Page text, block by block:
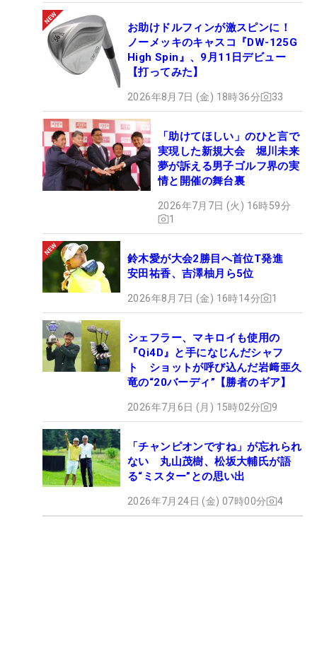
お助けドルフィンが激スピンに！
ノーメッキのキャスコ『DW-125G
High Spin』、9月11日デビュー
【打ってみた】
2026年8月7日 (金) 18時36分 33
「助けてほしい」のひと言で
実現した新規大会 堀川未来
夢が訴える男子ゴルフ界の実
情と開催の舞台裏
2026年7月7日 (火) 16時59分
1
鈴木愛が大会2勝目へ首位T発進
安田祐香、吉澤柚月ら5位
2026年8月7日 (金) 16時14分 1
シェフラー、マキロイも使用の
『Qi4D』と手になじんだシャフ
ト ショットが呼び込んだ岩﨑亜久
竜の“20バーディ”【勝者のギア】
2026年7月6日 (月) 15時02分 9
「チャンピオンですね」が忘れられ
ない 丸山茂樹、松坂大輔氏が語
る“ミスター”との思い出
2026年7月24日 (金) 07時00分 4